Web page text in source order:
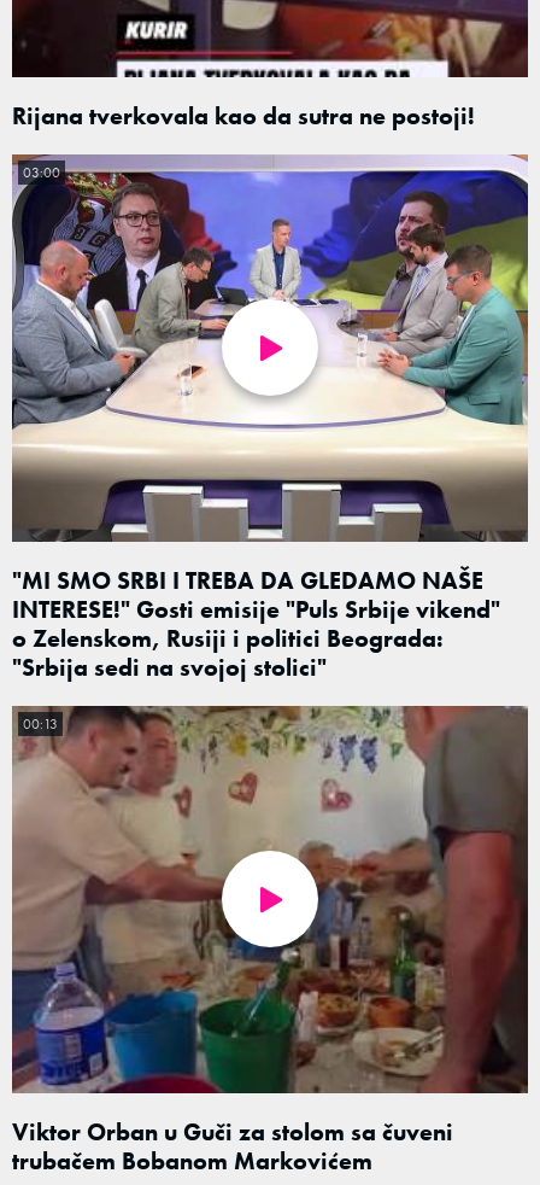
Rijana tverkovala kao da sutra ne postoji!
"MI SMO SRBI I TREBA DA GLEDAMO NAŠE
INTERESE!" Gosti emisije "Puls Srbije vikend"
o Zelenskom, Rusiji i politici Beograda:
"Srbija sedi na svojoj stolici"
03:00
Viktor Orban u Guči za stolom sa čuveni
trubačem Bobanom Markovićem
00:13